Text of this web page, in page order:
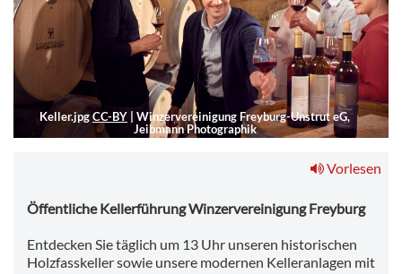
Keller.jpgCC-BY
Winzervereinigung Freyburg-Unstrut eG,
Jeibmann Photographik
Vorlesen
Öffentliche Kellerführung Winzervereinigung Freyburg
Entdecken Sie täglich um 13 Uhr unseren historischen
Holzfasskeller sowie unsere modernen Kelleranlagen mit